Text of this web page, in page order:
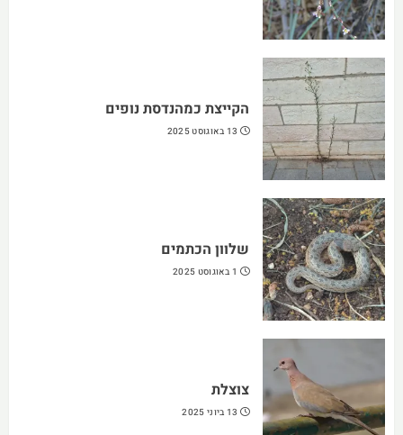
הקייצת כמהנדסת נופים
13 באוגוסט 2025
שלוון הכתמים
1 באוגוסט 2025
צוצלת
13 ביוני 2025